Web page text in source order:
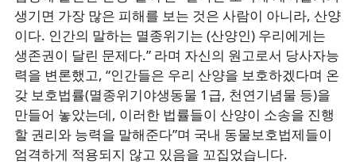
생기면 가장 많은 피해를 보는 것은 사람이 아니라, 산양
이다. 인간의 말하는 멸종위기는 (산양인) 우리에게는
생존권이 달린 문제다.” 라며 자신의 원고로서 당사자능
력을 변론했고, “인간들은 우리 산양을 보호하겠다며 온
갖 보호법률(멸종위기야생동물 1급, 천연기념물 등)을
만들어 놓았는데, 이러한 법률들이 산양이 소송을 진행
할 권리와 능력을 말해준다”며 국내 동물보호법제들이
엄격하게 적용되지 않고 있음을 꼬집었습니다.